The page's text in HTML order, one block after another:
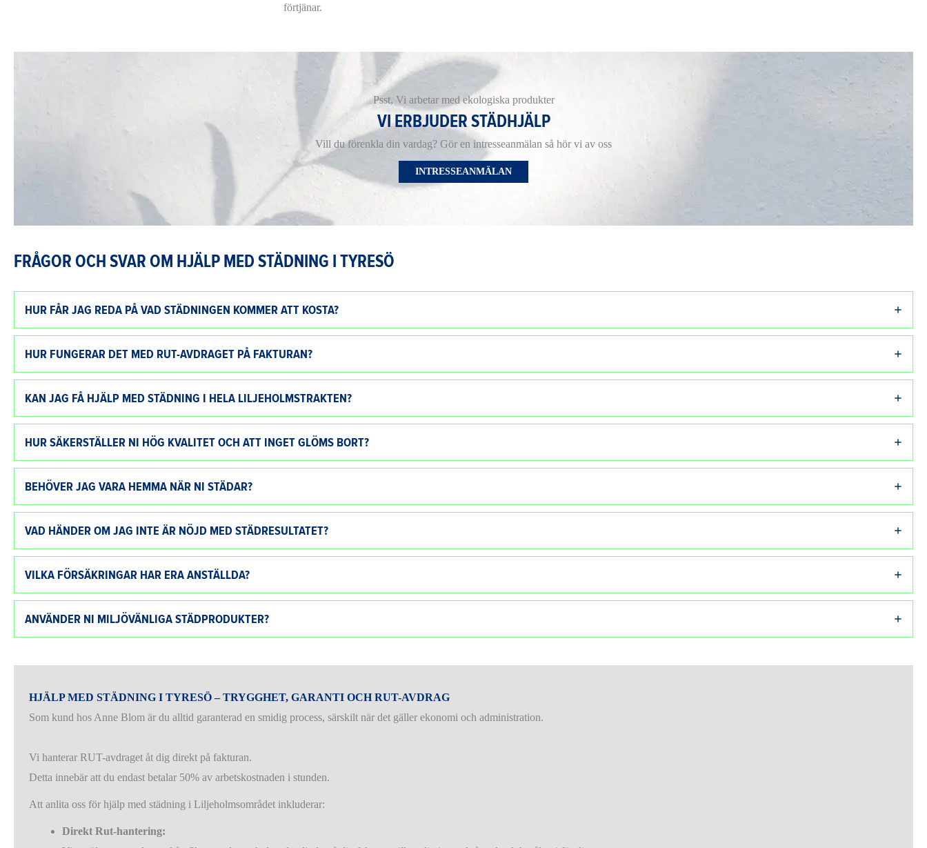
förtjänar.
Psst, Vi arbetar med ekologiska produkter
VI ERBJUDER STÄDHJÄLP
Vill du förenkla din vardag? Gör en intresseanmälan så hör vi av oss
INTRESSEANMÄLAN
FRÅGOR OCH SVAR OM HJÄLP MED STÄDNING I TYRESÖ
HUR FÅR JAG REDA PÅ VAD STÄDNINGEN KOMMER ATT KOSTA?
HUR FUNGERAR DET MED RUT-AVDRAGET PÅ FAKTURAN?
KAN JAG FÅ HJÄLP MED STÄDNING I HELA LILJEHOLMSTRAKTEN?
HUR SÄKERSTÄLLER NI HÖG KVALITET OCH ATT INGET GLÖMS BORT?
BEHÖVER JAG VARA HEMMA NÄR NI STÄDAR?
VAD HÄNDER OM JAG INTE ÄR NÖJD MED STÄDRESULTATET?
VILKA FÖRSÄKRINGAR HAR ERA ANSTÄLLDA?
ANVÄNDER NI MILJÖVÄNLIGA STÄDPRODUKTER?
HJÄLP MED STÄDNING I TYRESÖ – TRYGGHET, GARANTI OCH RUT-AVDRAG
Som kund hos Anne Blom är du alltid garanterad en smidig process, särskilt när det gäller ekonomi och administration.
Vi hanterar RUT-avdraget åt dig direkt på fakturan.
Detta innebär att du endast betalar 50% av arbetskostnaden i stunden.
Att anlita oss för hjälp med städning i Liljeholmsområdet inkluderar:
Direkt Rut-hantering: